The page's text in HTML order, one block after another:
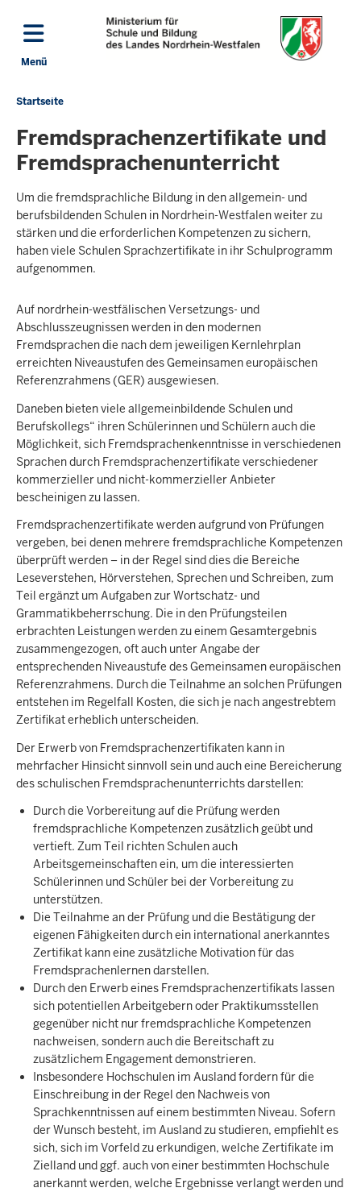
Direkt zum Inhalt
Menü
Sie
sich
hier
Startseite
Fremdsprachenzertifikate und
Fremdsprachenunterricht
Um die fremd­sprachliche Bildung in den allgemein- und
berufs­bilden­den Schulen in Nordrhein-Westfalen weiter zu
stärken und die erforder­lichen Kompe­ten­zen zu sichern,
haben viele Schulen Sprach­zerti­fi­kate in ihr Schul­programm
auf­ge­nommen.
Auf nordrhein-westfälischen Versetzungs- und
Abschlusszeugnissen werden in den modernen
Fremdsprachen die nach dem jeweiligen Kernlehrplan
erreichten Niveaustufen des Gemeinsamen europäischen
Referenzrahmens (GER) ausgewiesen.
Daneben bieten viele allgemeinbildende Schulen und
Berufskollegs“ ihren Schülerinnen und Schülern auch die
Möglichkeit, sich Fremdsprachenkenntnisse in verschiedenen
Sprachen durch Fremdsprachenzertifikate verschiedener
kommerzieller und nicht-kommerzieller Anbieter
bescheinigen zu lassen.
Fremdsprachenzertifikate werden aufgrund von Prüfungen
vergeben, bei denen mehrere fremdsprachliche Kompetenzen
überprüft werden – in der Regel sind dies die Bereiche
Leseverstehen, Hörverstehen, Sprechen und Schreiben, zum
Teil ergänzt um Aufgaben zur Wortschatz- und
Grammatikbeherrschung. Die in den Prüfungsteilen
erbrachten Leistungen werden zu einem Gesamtergebnis
zusammengezogen, oft auch unter Angabe der
entsprechenden Niveaustufe des Gemeinsamen europäischen
Referenzrahmens. Durch die Teilnahme an solchen Prüfungen
entstehen im Regelfall Kosten, die sich je nach angestrebtem
Zertifikat erheblich unterscheiden.
Der Erwerb von Fremdsprachenzertifikaten kann in
mehrfacher Hinsicht sinnvoll sein und auch eine Bereicherung
des schulischen Fremdsprachenunterrichts darstellen:
Durch die Vorbereitung auf die Prüfung werden
fremdsprachliche Kompetenzen zusätzlich geübt und
vertieft. Zum Teil richten Schulen auch
Arbeitsgemeinschaften ein, um die interessierten
Schülerinnen und Schüler bei der Vorbereitung zu
unterstützen.
Die Teilnahme an der Prüfung und die Bestätigung der
eigenen Fähigkeiten durch ein international anerkanntes
Zertifikat kann eine zusätzliche Motivation für das
Fremdsprachenlernen darstellen.
Durch den Erwerb eines Fremdsprachenzertifikats lassen
sich potentiellen Arbeitgebern oder Praktikumsstellen
gegenüber nicht nur fremdsprachliche Kompetenzen
nachweisen, sondern auch die Bereitschaft zu
zusätzlichem Engagement demonstrieren.
Insbesondere Hochschulen im Ausland fordern für die
Einschreibung in der Regel den Nachweis von
Sprachkenntnissen auf einem bestimmten Niveau. Sofern
der Wunsch besteht, im Ausland zu studieren, empfiehlt es
sich, sich im Vorfeld zu erkundigen, welche Zertifikate im
Zielland und ggf. auch von einer bestimmten Hochschule
anerkannt werden, welche Ergebnisse verlangt werden und